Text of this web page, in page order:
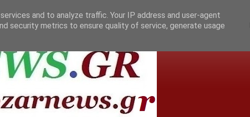
and to analyze traffic. Your IP address and user-agent
security metrics to ensure quality of service, generate usage